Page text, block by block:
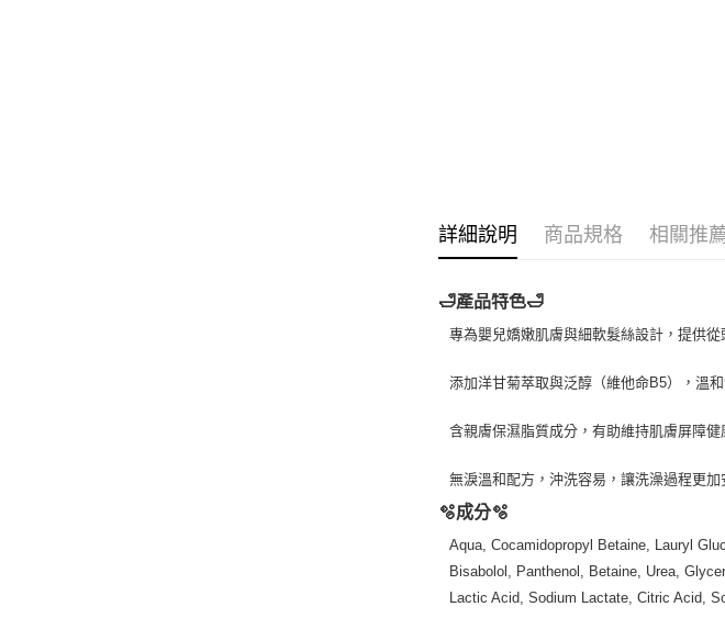
詳細說明 商品規格 相關推
🛁產品特色🛁
專為嬰兒嬌嫩肌膚與細軟髮絲設計，提供從
添加洋甘菊萃取與泛醇（維他命B5），溫
含親膚保濕脂質成分，有助維持肌膚屏障健
無淚溫和配方，沖洗容易，讓洗澡過程更加
🫧成分🫧
Aqua, Cocamidopropyl Betaine, Lauryl
Bisabolol, Panthenol, Betaine, Urea,
Lactic Acid, Sodium Lactate, Citric Acid,